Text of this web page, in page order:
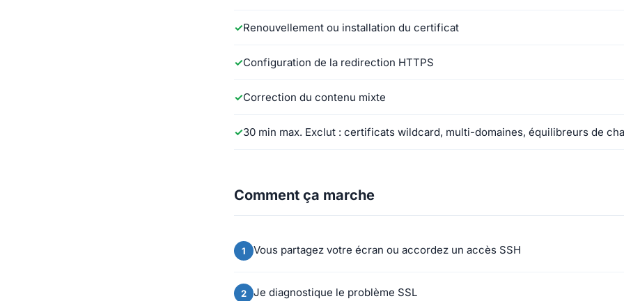
Renouvellement ou installation du certificat
Configuration de la redirection HTTPS
Correction du contenu mixte
30 min max. Exclut : certificats wildcard, multi-domaines, équilibreurs de
Comment ça marche
Vous partagez votre écran ou accordez un accès SSH
Je diagnostique le problème SSL